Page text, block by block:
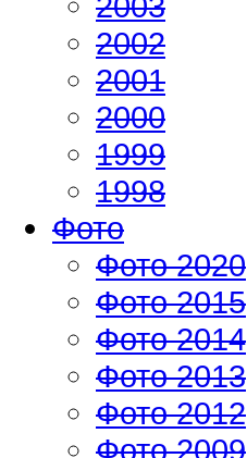
2002
2001
2000
1999
1998
Фото
Фото 2020
Фото 2015
Фото 2014
Фото 2013
Фото 2012
Фото 2009